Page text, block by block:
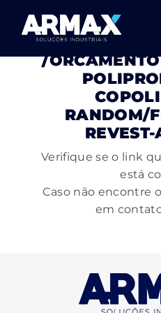
PÁGINA NÃO
/
RANDOM/
Verifique se o link
está
Caso não encontre
em